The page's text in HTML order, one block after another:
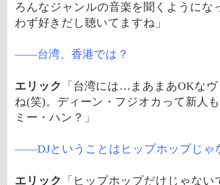
ろんなジャンルの音楽を聞くようにな
わず好きだし聴いてますね」
――台湾、香港では？
エリック
「台湾には…まあまあOKな
ね(笑)。ディーン・フジオカって新人
ミー・ハン？」
――DJということはヒップホップじゃ
エリック 「ヒップホップだけじゃない